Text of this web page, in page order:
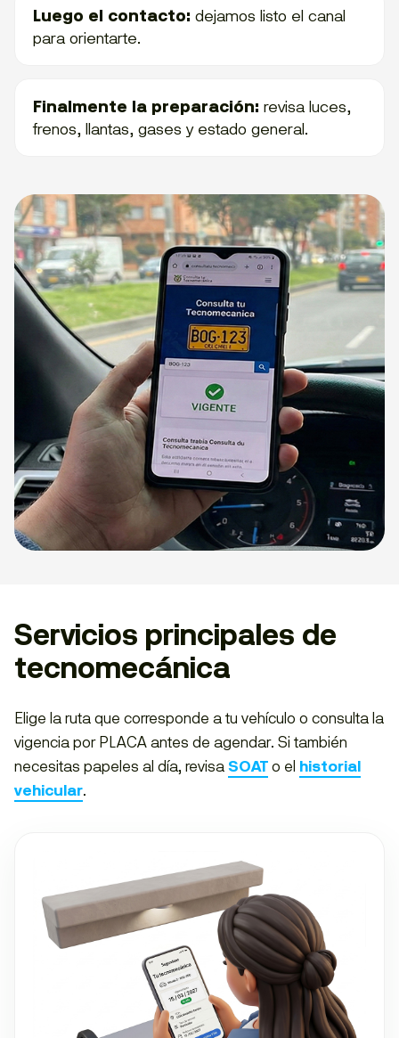
Luego el contacto: dejamos listo el canal
para orientarte.
Finalmente la preparación: revisa luces,
frenos, llantas, gases y estado general.
Servicios principales de
tecnomecánica
Elige la ruta que corresponde a tu vehículo o consulta la
vigencia por PLACA antes de agendar. Si también
necesitas papeles al día, revisaSOATo el historial
vehicular.